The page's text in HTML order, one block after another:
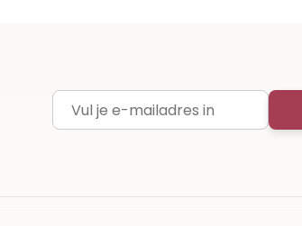
E-mailadres